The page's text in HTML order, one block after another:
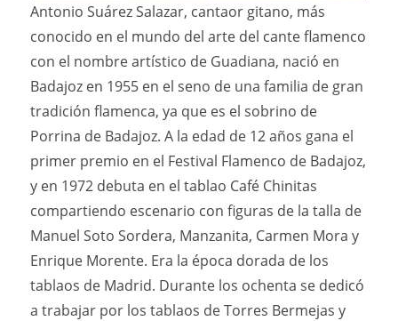
Antonio Suárez Salazar, cantaor gitano, más
conocido en el mundo del arte del cante flamenco
con el nombre artístico de Guadiana, nació en
Badajoz en 1955 en el seno de una familia de gran
tradición flamenca, ya que es el sobrino de
Porrina de Badajoz. A la edad de 12 años gana el
primer premio en el Festival Flamenco de Badajoz,
y en 1972 debuta en el tablao Café Chinitas
compartiendo escenario con figuras de la talla de
Manuel Soto Sordera, Manzanita, Carmen Mora y
Enrique Morente. Era la época dorada de los
tablaos de Madrid. Durante los ochenta se dedicó
a trabajar por los tablaos de Torres Bermejas y